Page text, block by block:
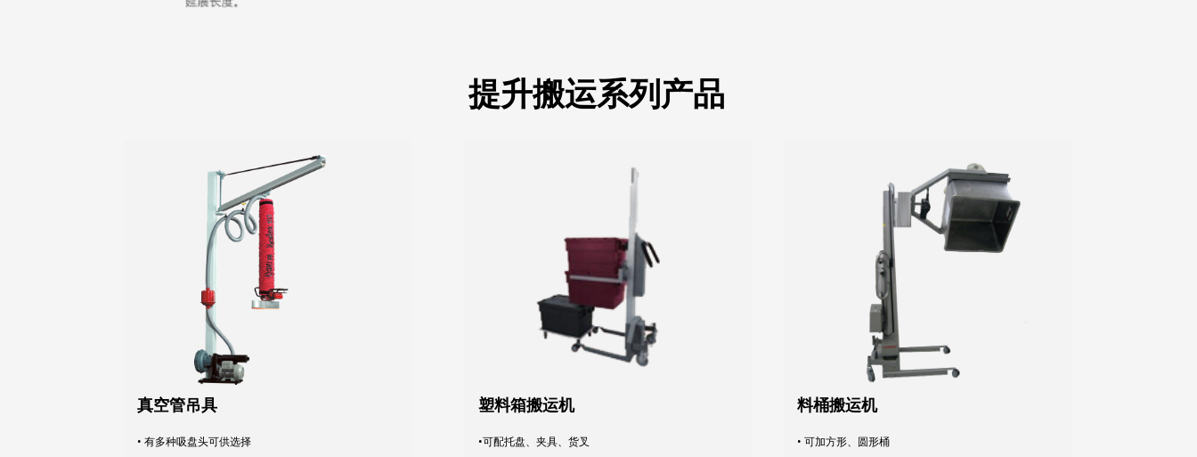
提升搬运系列产品
真空管吊具
• 有多种吸盘头可供选择
塑料箱搬运机
•可配托盘、夹具、货叉
料桶搬运机
• 可加方形、圆形桶